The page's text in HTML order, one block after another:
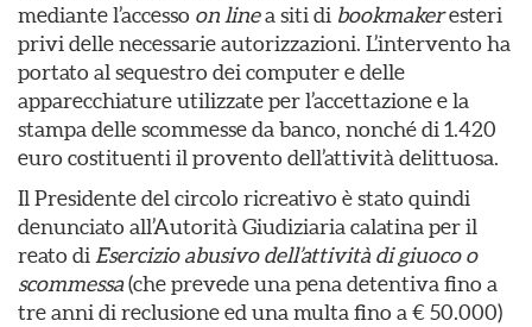
mediante l’accesso on linea siti di bookmakeresteri
privi delle necessarie autorizzazioni. L’intervento ha
portato al sequestro dei computer e delle
apparecchiature utilizzate per l’accettazione e la
stampa delle scommesse da banco, nonché di 1.420
euro costituenti il provento dell’attività delittuosa.
Il Presidente del circolo ricreativo è stato quindi
denunciato all’Autorità Giudiziaria calatina per il
reato di Esercizio abusivo dell’attività di giuoco o
scommessa(che prevede una pena detentiva fino a
tre anni di reclusione ed una multa fino a € 50.000)